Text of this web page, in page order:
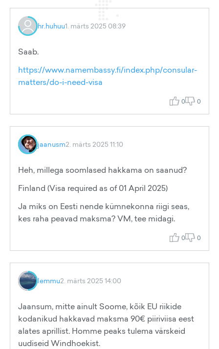
hr.huhuu1. märts 2025 08:39
Saab.
https://www.namembassy.fi/index.php/consular-
matters/do-i-need-visa
0 0
jaanusm2. märts 2025 11:10
Heh, millega soomlased hakkama on saanud?
Finland (Visa required as of 01 April 2025)
Ja miks on Eesti nende kümnekonna riigi seas,
kes raha peavad maksma? VM, tee midagi.
0 0
lemmu2. märts 2025 14:00
Jaansum, mitte ainult Soome, kõik EU riikide
kodanikud hakkavad maksma 90€ piiriviisa eest
alates aprillist. Homme peaks tulema värskeid
uudiseid Windhoekist.